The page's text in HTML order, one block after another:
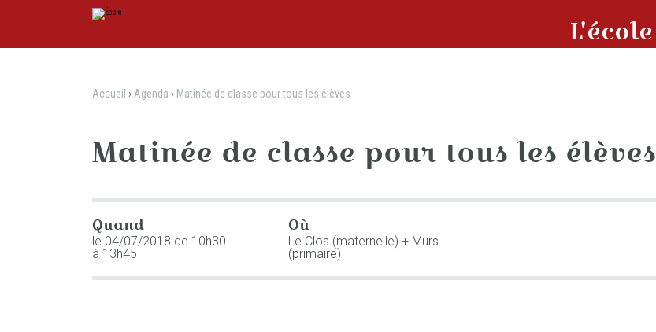
au
contenu.
à
personnels
L'école
Accueil › Agenda › Matinée de classe pour tous les élèves
Matinée de classe pour tous les élèves
Quand
le 04/07/2018 de 10h30
à 13h45
Où
Le Clos (maternelle) + Murs
(primaire)